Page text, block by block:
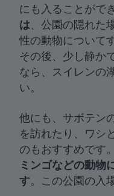
にも入ることがで
は 、公園の隠れ
性の動物について
その後、少し静か
なら、スイレンの
い。
他にも、サボテン
を訪れたり、ワシ
のもおすすめです
ミンゴなどの動物
す。この公園の入